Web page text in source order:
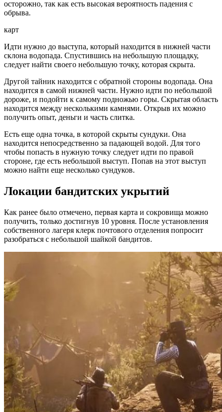
осторожно, так как есть высокая вероятность падения с
обрыва.
карт
Идти нужно до выступа, который находится в нижней части
склона водопада. Спустившись на небольшую площадку,
следует найти своего небольшую точку, которая скрыта.
Другой тайник находится с обратной стороны водопада. Она
находится в самой нижней части. Нужно идти по небольшой
дороже, и подойти к самому подножью горы. Скрытая область
находится между несколькими камнями. Открыв их можно
получить опыт, деньги и часть слитка.
Есть еще одна точка, в которой скрыты сундуки. Она
находится непосредственно за падающей водой. Для того
чтобы попасть в нужную точку следует идти по правой
стороне, где есть небольшой выступ. Попав на этот выступ
можно найти еще несколько сундуков.
Локации бандитских укрытий
Как ранее было отмечено, первая карта и сокровища можно
получить, только достигнув 10 уровня. После установления
собственного лагеря клерк почтового отделения попросит
разобраться с небольшой шайкой бандитов.